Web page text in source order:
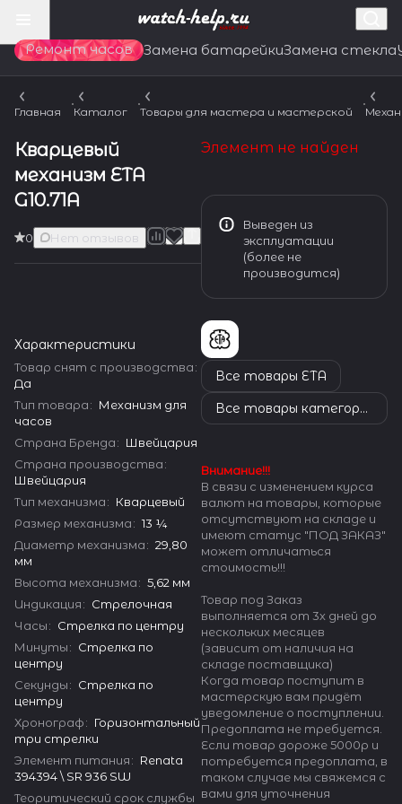
Ремонт часов Замена батарейкиЗамена стекла
Главная Каталог Товары для мастера и мастерской
Кварцевый
механизм ETA
G10.71A
0 Нет отзывов
Характеристики
Товар снят с производства:
Да
Тип товара: Механизм для
часов
Страна Бренда: Швейцария
Страна производства:
Швейцария
Тип механизма: Кварцевый
Размер механизма: 13 ¼
Диаметр механизма: 29,80
мм
Высота механизма: 5,62 мм
Индикация: Стрелочная
Часы: Стрелка по центру
Минуты: Стрелка по
центру
Секунды: Стрелка по
центру
Хронограф: Горизонтальный
три стрелки
Элемент питания: Renata
394394 \ SR 936 SW
Теоритический срок службы
Элемент не найден
Выведен из
эксплуатации
(более не
производится)
Все товары ETA
Все товары категории
Внимание!!!
В связи с изменением курса
валют на товары, которые
отсутствуют на складе и
имеют статус "ПОД ЗАКАЗ"
может отличаться
стоимость!!!
Товар под Заказ
выполняется от 3х дней до
нескольких месяцев
(зависит от наличия на
складе поставщика)
Когда товар поступит в
мастерскую вам придёт
уведомление о поступлении.
Предоплата не требуется.
Если товар дороже 5000р и
потребуется предоплата, в
таком случае мы свяжемся с
вами для уточнения